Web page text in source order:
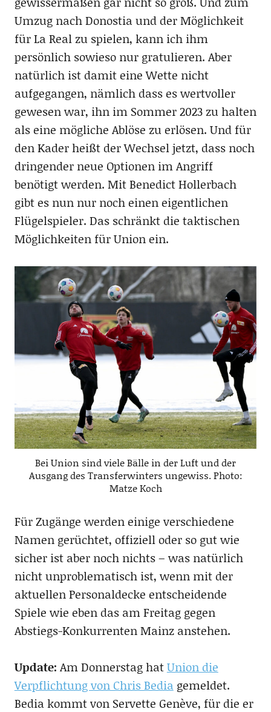
Umzug nach Donostia und der Möglichkeit
für La Real zu spielen, kann ich ihm
persönlich sowieso nur gratulieren. Aber
natürlich ist damit eine Wette nicht
aufgegangen, nämlich dass es wertvoller
gewesen war, ihn im Sommer 2023 zu halten
als eine mögliche Ablöse zu erlösen. Und für
den Kader heißt der Wechsel jetzt, dass noch
dringender neue Optionen im Angriff
benötigt werden. Mit Benedict Hollerbach
gibt es nun nur noch einen eigentlichen
Flügelspieler. Das schränkt die taktischen
Möglichkeiten für Union ein.
Bei Union sind viele Bälle in der Luft und der
Ausgang des Transferwinters ungewiss. Photo:
Matze Koch
Für Zugänge werden einige verschiedene
Namen gerüchtet, offiziell oder so gut wie
sicher ist aber noch nichts – was natürlich
nicht unproblematisch ist, wenn mit der
aktuellen Personaldecke entscheidende
Spiele wie eben das am Freitag gegen
Abstiegs-Konkurrenten Mainz anstehen.
Update: Am Donnerstag hatUnion die
Verpflichtung von Chris Bediagemeldet.
Bedia kommt von Servette Genève, für die er